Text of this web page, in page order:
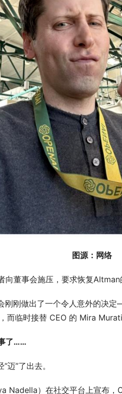
图源：网络
向董事会施压，要求恢复Altman
刚刚做出了一个令人意外的决
而临时接替 CEO 的 Mira Murati
了……
迈”了出去。
Nadella）在社交平台上宣布